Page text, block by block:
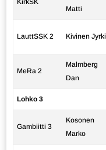
KirkSK
Matti
LauttSSK 2 Kivinen Jyrki
MeRa 2
Malmberg
Dan
Lohko 3
Gambiitti 3
Kosonen
Marko